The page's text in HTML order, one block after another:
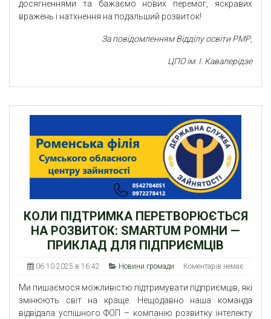
досягненнями та бажаємо нових перемог, яскравих
вражень і натхнення на подальший розвиток!
За повідомленням Відділу освіти РМР,
ЦПО ім. І. Кавалерідзе
КОЛИ ПІДТРИМКА ПЕРЕТВОРЮЄТЬСЯ
НА РОЗВИТОК: SMARTUM РОМНИ —
ПРИКЛАД ДЛЯ ПІДПРИЄМЦІВ
06.10.2025 в 16:42 Новини громади Коментарів немає
Ми пишаємося можливістю підтримувати підприємців, які
змінюють світ на краще. Нещодавно наша команда
відвідала успішного ФОП – компанію розвитку інтелекту